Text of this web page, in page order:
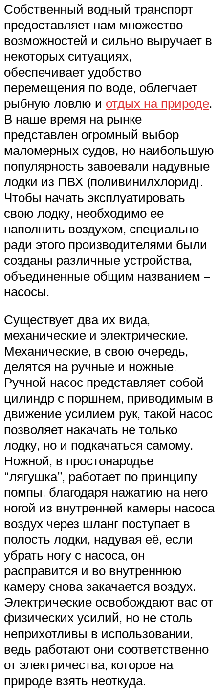
Собственный водный транспорт
предоставляет нам множество
возможностей и сильно выручает в
некоторых ситуациях,
обеспечивает удобство
перемещения по воде, облегчает
рыбную ловлю и отдых на природе.
В наше время на рынке
представлен огромный выбор
маломерных судов, но наибольшую
популярность завоевали надувные
лодки из ПВХ (поливинилхлорид).
Чтобы начать эксплуатировать
свою лодку, необходимо ее
наполнить воздухом, специально
ради этого производителями были
созданы различные устройства,
объединенные общим названием –
насосы.
Существует два их вида,
механические и электрические.
Механические, в свою очередь,
делятся на ручные и ножные.
Ручной насос представляет собой
цилиндр с поршнем, приводимым в
движение усилием рук, такой насос
позволяет накачать не только
лодку, но и подкачаться самому.
Ножной, в простонародье
“лягушка”, работает по принципу
помпы, благодаря нажатию на него
ногой из внутренней камеры насоса
воздух через шланг поступает в
полость лодки, надувая её, если
убрать ногу с насоса, он
расправится и во внутреннюю
камеру снова закачается воздух.
Электрические освобождают вас от
физических усилий, но не столь
неприхотливы в использовании,
ведь работают они соответственно
от электричества, которое на
природе взять неоткуда.